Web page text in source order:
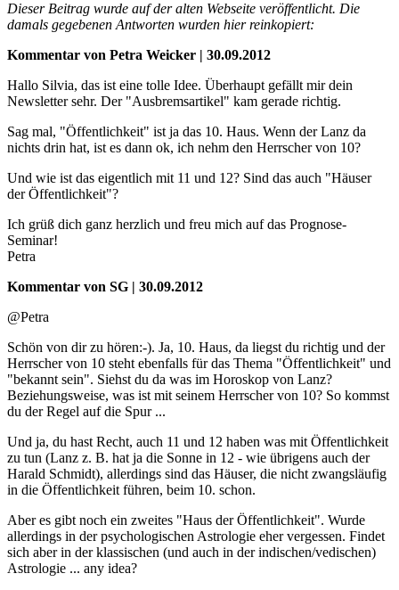
Dieser Beitrag wurde auf der alten Webseite veröffentlicht. Die
damals gegebenen Antworten wurden hier reinkopiert:
Kommentar von Petra Weicker | 30.09.2012
Hallo Silvia, das ist eine tolle Idee. Überhaupt gefällt mir dein
Newsletter sehr. Der "Ausbremsartikel" kam gerade richtig.
Sag mal, "Öffentlichkeit" ist ja das 10. Haus. Wenn der Lanz da
nichts drin hat, ist es dann ok, ich nehm den Herrscher von 10?
Und wie ist das eigentlich mit 11 und 12? Sind das auch "Häuser
der Öffentlichkeit"?
Ich grüß dich ganz herzlich und freu mich auf das Prognose-
Seminar!
Petra
Kommentar von SG | 30.09.2012
@Petra
Schön von dir zu hören:-). Ja, 10. Haus, da liegst du richtig und der
Herrscher von 10 steht ebenfalls für das Thema "Öffentlichkeit" und
"bekannt sein". Siehst du da was im Horoskop von Lanz?
Beziehungsweise, was ist mit seinem Herrscher von 10? So kommst
du der Regel auf die Spur ...
Und ja, du hast Recht, auch 11 und 12 haben was mit Öffentlichkeit
zu tun (Lanz z. B. hat ja die Sonne in 12 - wie übrigens auch der
Harald Schmidt), allerdings sind das Häuser, die nicht zwangsläufig
in die Öffentlichkeit führen, beim 10. schon.
Aber es gibt noch ein zweites "Haus der Öffentlichkeit". Wurde
allerdings in der psychologischen Astrologie eher vergessen. Findet
sich aber in der klassischen (und auch in der indischen/vedischen)
Astrologie ... any idea?